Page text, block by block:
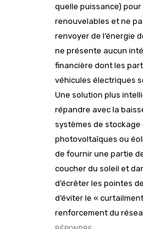
quelle puissance)
renouvelables et ne
renvoyer de l’énergie
ne présente aucun
financière dont les
véhicules électriques
Une solution plus
répandre avec la
systèmes de
photovoltaïques ou
de fournir une partie
coucher du soleil et
d’écrêter les pointes
d’éviter le «
renforcement du